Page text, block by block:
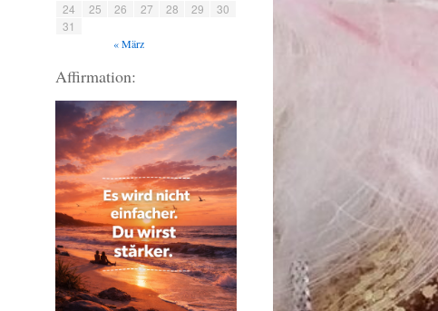
24
25 26 27 28 29
30
31
« März
Affirmation: